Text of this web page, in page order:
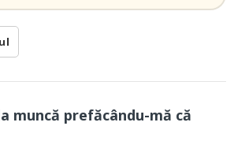
muncă prefăcându-mă că